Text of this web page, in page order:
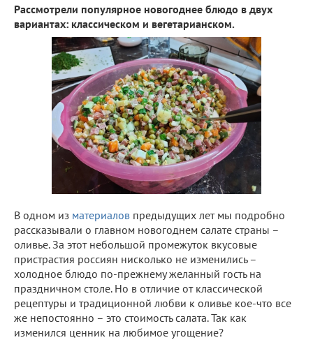
Рассмотрели популярное новогоднее блюдо в двух
вариантах: классическом и вегетарианском.
В одном из материалов предыдущих лет мы подробно
рассказывали о главном новогоднем салате страны –
оливье. За этот небольшой промежуток вкусовые
пристрастия россиян нисколько не изменились –
холодное блюдо по-прежнему желанный гость на
праздничном столе. Но в отличие от классической
рецептуры и традиционной любви к оливье кое-что все
же непостоянно – это стоимость салата. Так как
изменился ценник на любимое угощение?